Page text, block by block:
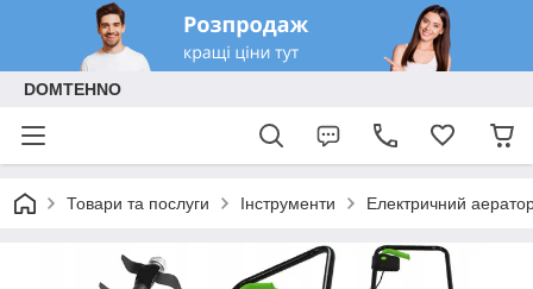
DOMTEHNO
Товари та послуги Інструменти Електричний